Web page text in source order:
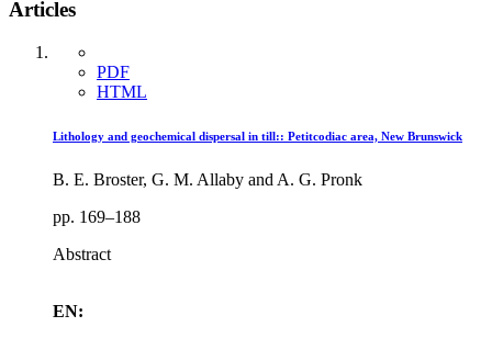
Articles
PDF
HTML
Lithology and geochemical dispersal in till:: Petitcodiac area, New Brunswick
B. E. Broster, G. M. Allaby and A. G. Pronk
pp. 169–188
Abstract
EN: